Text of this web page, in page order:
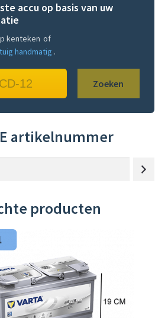
accu op basis van uw
kenteken of
handmatig .
Zoeken
artikelnummer
producten